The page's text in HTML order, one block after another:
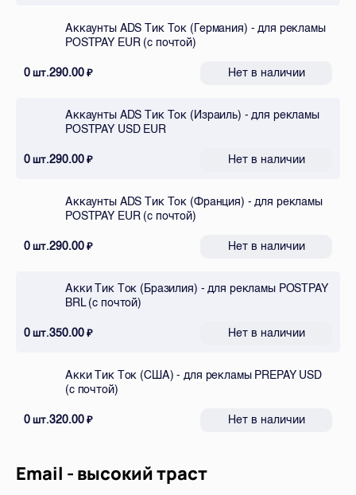
Аккаунты ADS Тик Ток (Германия) - для рекламы
POSTPAY EUR (с почтой)
0шт.290.00₽ Нет в наличии
Аккаунты ADS Тик Ток (Израиль) - для рекламы
POSTPAY USD EUR
0шт.290.00₽ Нет в наличии
Аккаунты ADS Тик Ток (Франция) - для рекламы
POSTPAY EUR (с почтой)
0шт.290.00₽ Нет в наличии
Акки Тик Ток (Бразилия) - для рекламы POSTPAY
BRL (с почтой)
0шт.350.00₽ Нет в наличии
Акки Тик Ток (США) - для рекламы PREPAY USD
(с почтой)
0шт.320.00₽ Нет в наличии
Email - высокий траст